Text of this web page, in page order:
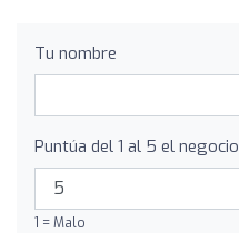
Tu nombre
Puntúa del 1 al 5 el negocio
1 = Malo